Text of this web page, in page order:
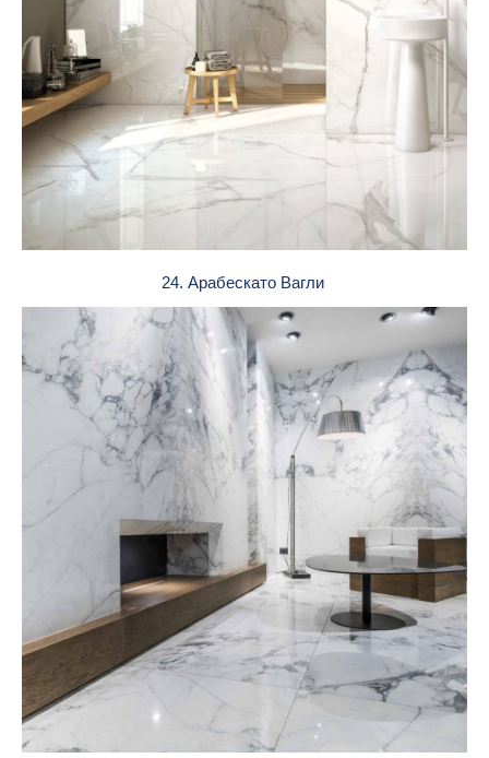
24. Арабескато Вагли